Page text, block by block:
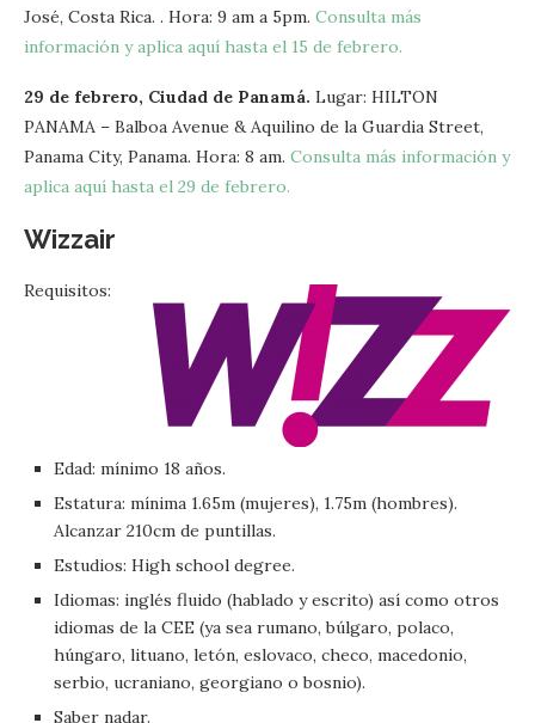
José, Costa Rica. . Hora: 9 am a 5pm. Consulta más
información y aplica aquí hasta el 15 de febrero.
29 de febrero, Ciudad de Panamá. Lugar: HILTON
PANAMA – Balboa Avenue & Aquilino de la Guardia Street,
Panama City, Panama. Hora: 8 am. Consulta más información y
aplica aquí hasta el 29 de febrero.
Wizzair
Requisitos:
Edad: mínimo 18 años.
Estatura: mínima 1.65m (mujeres), 1.75m (hombres).
Alcanzar 210cm de puntillas.
Estudios: High school degree.
Idiomas: inglés fluido (hablado y escrito) así como otros
idiomas de la CEE (ya sea rumano, búlgaro, polaco,
húngaro, lituano, letón, eslovaco, checo, macedonio,
serbio, ucraniano, georgiano o bosnio).
Saber nadar.